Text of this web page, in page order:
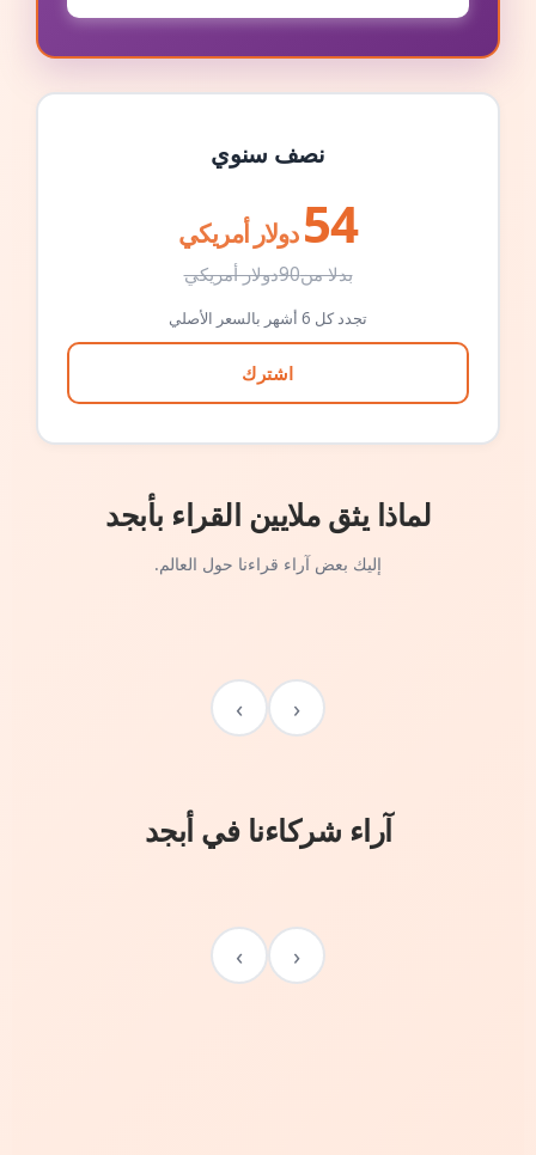
نصف سنوي
54 دولار أمريكي
بدلا من90دولار أمريكي
تجدد كل 6 أشهر بالسعر الأصلي
اشترك
لماذا يثق ملايين القراء بأبجد
إليك بعض آراء قراءنا حول العالم.
‹
›
آراء شركاءنا في أبجد
‹
›